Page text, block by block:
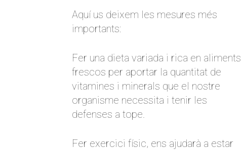
Aquí us deixem les mesures més
importants:
Fer una dieta variada i rica en aliments
frescos per aportar la quantitat de
vitamines i minerals que el nostre
organisme necessita i tenir les
defenses a tope.
Fer exercici físic, ens ajudarà a estar